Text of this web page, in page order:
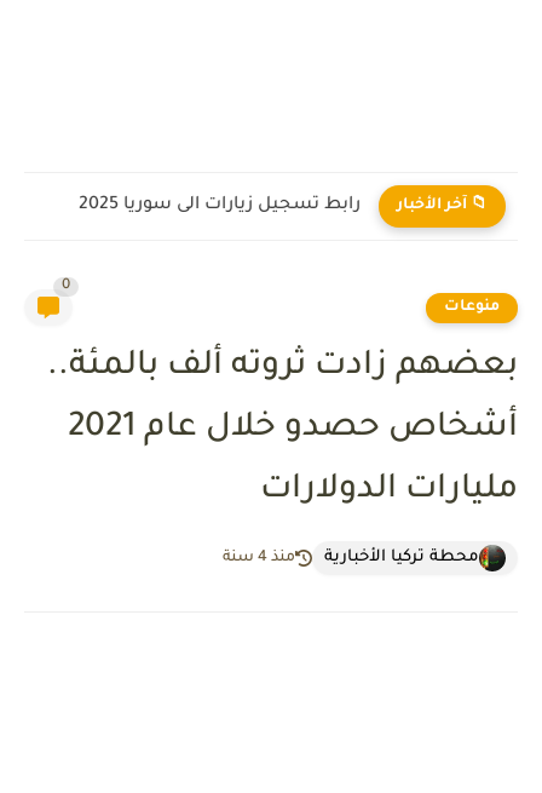
📁 آخر الأخبار
منوعات
0
بعضهم زادت ثروته ألف بالمئة..
أشخاص حصدو خلال عام 2021
مليارات الدولارات
محطة تركيا الأخبارية منذ 4 سنة